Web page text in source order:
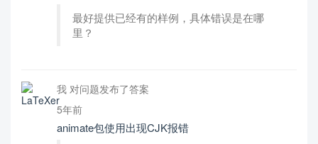
最好提供已经有的样例，具体错误是在哪
里？
我 对问题发布了答案
5年前
animate包使用出现CJK报错